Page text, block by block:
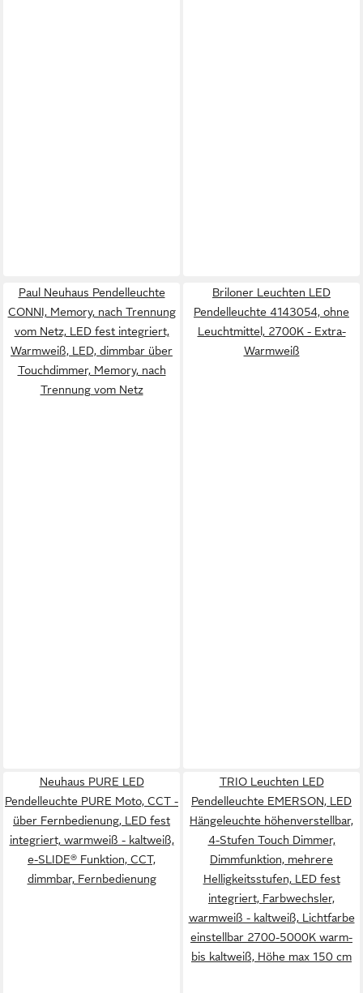
Paul Neuhaus Pendelleuchte
CONNI, Memory, nach Trennung
vom Netz, LED fest integriert,
Warmweiß, LED, dimmbar über
Touchdimmer, Memory, nach
Trennung vom Netz
Briloner Leuchten LED
Pendelleuchte 4143054, ohne
Leuchtmittel, 2700K - Extra-
Warmweiß
Neuhaus PURE LED
Pendelleuchte PURE Moto, CCT -
über Fernbedienung, LED fest
integriert, warmweiß - kaltweiß,
e-SLIDE® Funktion, CCT,
dimmbar, Fernbedienung
TRIO Leuchten LED
Pendelleuchte EMERSON, LED
Hängeleuchte höhenverstellbar,
4-Stufen Touch Dimmer,
Dimmfunktion, mehrere
Helligkeitsstufen, LED fest
integriert, Farbwechsler,
warmweiß - kaltweiß, Lichtfarbe
einstellbar 2700-5000K warm-
bis kaltweiß, Höhe max 150 cm